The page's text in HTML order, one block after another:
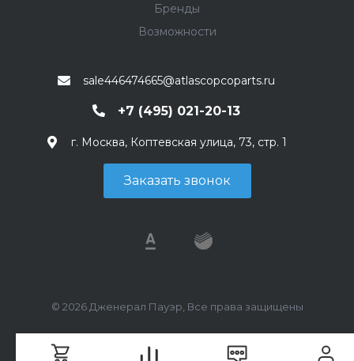
Бренды
Возможности
sale446474665@atlascopcoparts.ru
+7 (495) 021-20-13
г. Москва, Коптевская улица, 73, стр. 1
Заказать звонок
© 2026 Дженерал Пауэр, Все права защищены